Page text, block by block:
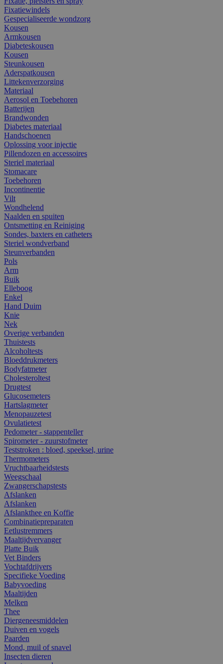
Fixatiewindels
Gespecialiseerde wondzorg
Kousen
Armkousen
Diabeteskousen
Kousen
Steunkousen
Aderspatkousen
Littekenverzorging
Materiaal
Aerosol en Toebehoren
Batterijen
Brandwonden
Diabetes materiaal
Handschoenen
Oplossing voor injectie
Pillendozen en accessoires
Steriel materiaal
Stomacare
Toebehoren
Incontinentie
Vilt
Wondhelend
Naalden en spuiten
Ontsmetting en Reiniging
Sondes, baxters en catheters
Steriel wondverband
Steunverbanden
Pols
Arm
Buik
Elleboog
Enkel
Hand Duim
Knie
Nek
Overige verbanden
Thuistests
Alcoholtests
Bloeddrukmeters
Bodyfatmeter
Cholesteroltest
Drugtest
Glucosemeters
Hartslagmeter
Menopauzetest
Ovulatietest
Pedometer - stappenteller
Spirometer - zuurstofmeter
Teststroken : bloed, speeksel, urine
Thermometers
Vruchtbaarheidstests
Weegschaal
Zwangerschapstests
Afslanken
Afslanken
Afslankthee en Koffie
Combinatiepreparaten
Eetlustremmers
Maaltijdvervanger
Platte Buik
Vet Binders
Vochtafdrijvers
Specifieke Voeding
Babyvoeding
Maaltijden
Melken
Thee
Diergeneesmiddelen
Duiven en vogels
Paarden
Mond, muil of snavel
Insecten dieren